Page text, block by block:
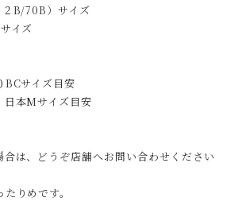
２B/70B）サイズ
イズ
サイズ目安
本Mサイズ目安
は、どうぞ店舗へお問い合わせください
りめです。